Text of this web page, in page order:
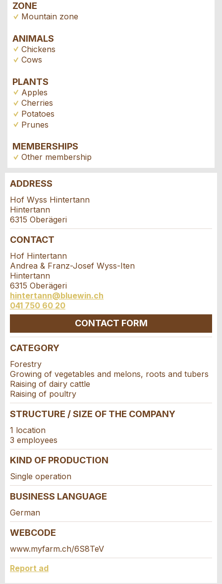
ZONE
Mountain zone
ANIMALS
Chickens
Cows
PLANTS
Apples
Cherries
Potatoes
Prunes
MEMBERSHIPS
Other membership
Report ad
Your feedback is greatly appreciated!
Ad is outdated
Ad is incomplete
Nachricht
For reasons of quality assurance a copy of this
email will be sent to guidle
WRITE MESSAGE
Recommend the ad
Recommend this ad to friends.
* Entry required
RECOMMEND THE AD
Close
Reservation
Event date *:
Number of participants *:
First name / Last name *:
Company / organisation:
Additional address line:
Street and no. *:
ZIP / City *:
E-mail *:
Phone *:
Message:
ADDRESS
Hof Wyss Hintertann
Hintertann
6315 Oberägeri
CONTACT
Hof Hintertann
Andrea & Franz-Josef Wyss-Iten
Hintertann
6315 Oberägeri
hintertann@bluewin.ch
041 750 60 20
CONTACT FORM
Contact
Write a message for all people to contact for
this ad.
Adresse
CATEGORY
Forestry
Growing of vegetables and melons, roots and tubers
Raising of dairy cattle
Raising of poultry
STRUCTURE / SIZE OF THE COMPANY
1 location
3 employees
KIND OF PRODUCTION
Single operation
BUSINESS LANGUAGE
German
WEBCODE
www.myfarm.ch/6S8TeV
Report ad